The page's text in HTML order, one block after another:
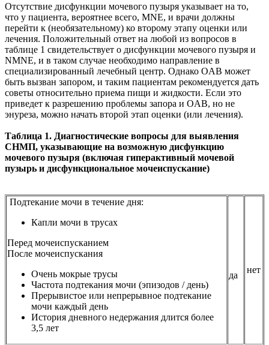
Отсутствие дисфункции мочевого пузыря указывает на то,
что у пациента, вероятнее всего, MNE, и врачи должны
перейти к (необязательному) ко второму этапу оценки или
лечения. Положительный ответ на любой из вопросов в
таблице 1 свидетельствует о дисфункции мочевого пузыря и
NMNE, и в таком случае необходимо направление в
специализированный лечебный центр. Однако OAB может
быть вызван запором, и таким пациентам рекомендуется дать
советы относительно приема пищи и жидкости. Если это
приведет к разрешению проблемы запора и OAB, но не
энуреза, можно начать второй этап оценки (или лечения).
Таблица 1. Диагностические вопросы для выявления
СНМП, указывающие на возможную дисфункцию
мочевого пузыря (включая гиперактивный мочевой
пузырь и дисфункциональное мочеиспускание)
Подтекание мочи в течение дня:
Капли мочи в трусах
Перед мочеиспусканием
После мочеиспускания
Очень мокрые трусы
Частота подтекания мочи (эпизодов / день)
Прерывистое или непрерывное подтекание
мочи каждый день
История дневного недержания длится более
3,5 лет
да
нет